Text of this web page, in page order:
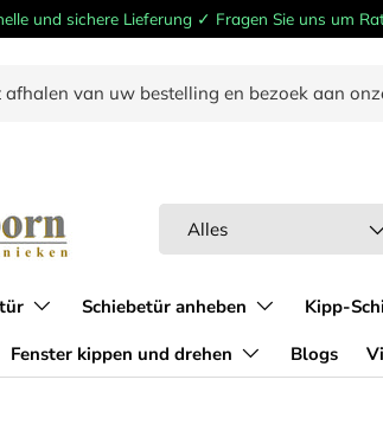
und sichere Lieferung ✓ Fragen Sie uns um
afhalen van uw bestelling en bezoek aan
Alles
Schiebetür anheben Kipp-
Fenster kippen und drehen Blogs